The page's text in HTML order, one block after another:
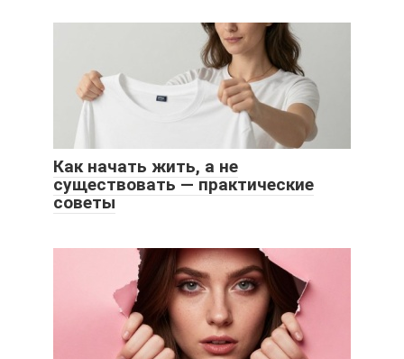
Как начать жить, а не
существовать — практические
советы